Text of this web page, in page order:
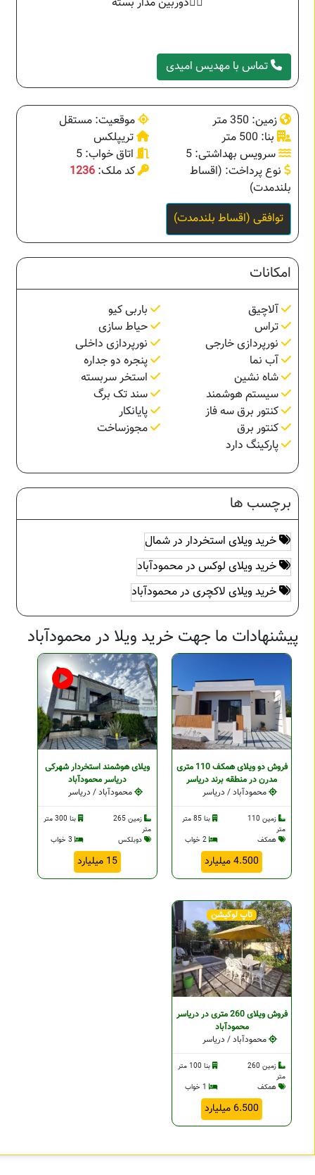
تماس با مهدیس امیدی
زمین: 350 متر
موقعیت: مستقل
بنا: 500 متر
تریپلکس
سرویس بهداشتی: 5
اتاق خواب: 5
نوع پرداخت: (اقساط
بلندمدت)
کد ملک: 1236
توافقی (اقساط بلندمدت)
امکانات
آلاچیق
باربی کیو
تراس
حیاط سازی
نورپردازی خارجی
نورپردازی داخلی
آب نما
پنجره دو جداره
شاه نشین
استخر سربسته
سیستم هوشمند
سند تک برگ
کنتور برق سه فاز
پایانکار
کنتور برق
مجوزساخت
پارکینگ دارد
برچسب ها
خرید ویلای استخردار در شمال
خرید ویلای لوکس در محمودآباد
خرید ویلای لاکچری در محمودآباد
پیشنهادات ما جهت خرید ویلا در محمودآباد
فروش دو ویلای همکف 110 متری
مدرن در منطقه برند دریاسر
محمودآباد / دریاسر
زمین 110
متر
بنا 85 متر
همکف
2 خواب
4.500 میلیارد
ویلای هوشمند استخردار شهرکی
دریاسر محمودآباد
محمودآباد / دریاسر
زمین 265
متر
بنا 300 متر
دوبلکس
15 میلیارد
تاپ لوکیشن
فروش ویلای 260 متری در دریاسر
محمودآباد
محمودآباد / دریاسر
زمین 260
متر
بنا 100 متر
همکف
6.500 میلیارد